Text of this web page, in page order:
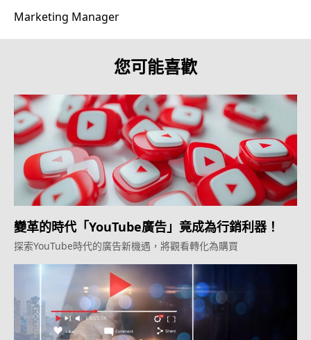
Marketing Manager
您可能喜歡
變革的時代「YouTube廣告」竟成為行銷利器！
探索YouTube時代的廣告新機遇，將觀看轉化為購買